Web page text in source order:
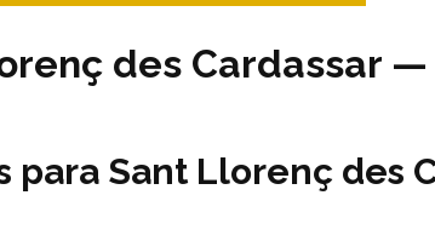
des Cardassar
para Sant Llorenç des